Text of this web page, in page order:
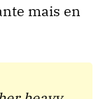
mais en